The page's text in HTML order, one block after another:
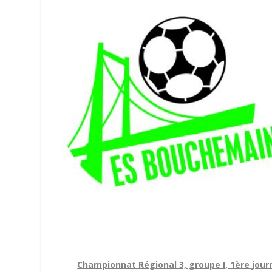
Championnat Régional 3, groupe I, 1ère